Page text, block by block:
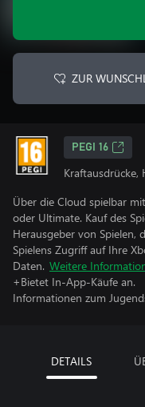
ZUR
PEGI 16
Kraftausdrücke,
Über die Cloud spielbar
oder Ultimate. Kauf des
Herausgeber von Spielen,
Spielens Zugriff auf Ihre
Daten. Weitere
+Bietet In-App-Käufe an.
Informationen zum
DETAILS